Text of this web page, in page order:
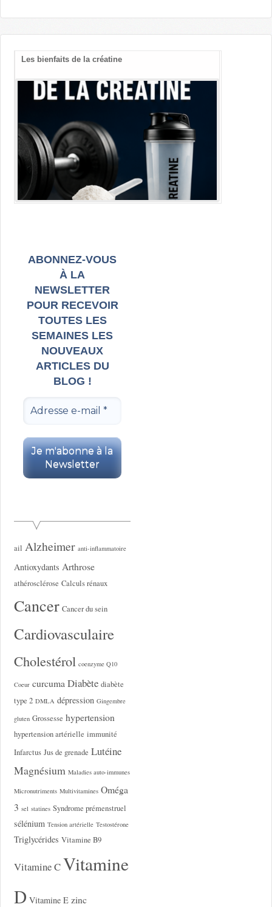
Les bienfaits de la créatine
ABONNEZ-VOUS
À LA
NEWSLETTER
POUR RECEVOIR
TOUTES LES
SEMAINES LES
NOUVEAUX
ARTICLES DU
BLOG !
ail Alzheimer anti-inflammatoire
Antioxydants Arthrose
athérosclérose Calculs rénaux
Cancer Cancer du sein
Cardiovasculaire
Cholestérol coenzyme Q10
Coeur curcuma Diabète diabète
type 2 DMLA dépression Gingembre
gluten Grossesse hypertension
hypertension artérielle immunité
Infarctus Jus de grenade Lutéine
Magnésium Maladies auto-immunes
Micronutriments Multivitamines Oméga
3 sel statines Syndrome prémenstruel
sélénium Tension artérielle Testostérone
Triglycérides Vitamine B9
Vitamine CVitamine
D Vitamine E zinc